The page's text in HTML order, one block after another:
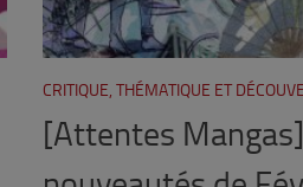
CRITIQUE, THÉMATIQUE ET
[Attentes